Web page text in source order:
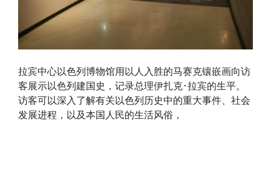
拉宾中心以色列博物馆用以人入胜的马赛克镶嵌画向访
客展示以色列建国史，记录总理伊扎克･拉宾的生平。
访客可以深入了解有关以色列历史中的重大事件、社会
发展进程，以及本国人民的生活风俗，